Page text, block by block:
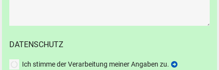
DATENSCHUTZ
Ich stimme der Verarbeitung meiner Angaben zu.